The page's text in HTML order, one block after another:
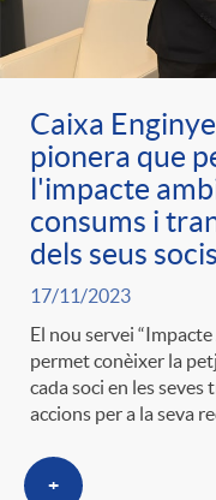
Caixa
pionera que
l'impacte
consums i
dels seus
17/11/2023
El nou servei
permet conèixer la
cada soci en les seves
accions per a la seva
+